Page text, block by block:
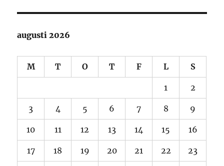
augusti 2026
M T O T F L S
1 2
3 4 5 6 7 8 9
10 11 12 13 14 15 16
17 18 19 20 21 22 23